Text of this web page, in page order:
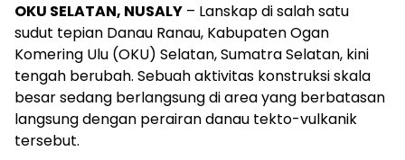
OKU SELATAN, NUSALY – Lanskap di salah satu
sudut tepian Danau Ranau, Kabupaten Ogan
Komering Ulu (OKU) Selatan, Sumatra Selatan, kini
tengah berubah. Sebuah aktivitas konstruksi skala
besar sedang berlangsung di area yang berbatasan
langsung dengan perairan danau tekto-vulkanik
tersebut.